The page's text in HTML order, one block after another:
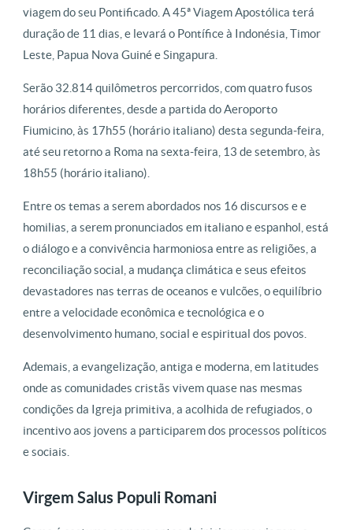
viagem do seu Pontificado. A 45ª Viagem Apostólica terá
duração de 11 dias, e levará o Pontífice à Indonésia, Timor
Leste, Papua Nova Guiné e Singapura.
Serão 32.814 quilômetros percorridos, com quatro fusos
horários diferentes, desde a partida do Aeroporto
Fiumicino, às 17h55 (horário italiano) desta segunda-feira,
até seu retorno a Roma na sexta-feira, 13 de setembro, às
18h55 (horário italiano).
Entre os temas a serem abordados nos 16 discursos e e
homilias, a serem pronunciados em italiano e espanhol, está
o diálogo e a convivência harmoniosa entre as religiões, a
reconciliação social, a mudança climática e seus efeitos
devastadores nas terras de oceanos e vulcões, o equilíbrio
entre a velocidade econômica e tecnológica e o
desenvolvimento humano, social e espiritual dos povos.
Ademais, a evangelização, antiga e moderna, em latitudes
onde as comunidades cristãs vivem quase nas mesmas
condições da Igreja primitiva, a acolhida de refugiados, o
incentivo aos jovens a participarem dos processos políticos
e sociais.
Virgem Salus Populi Romani